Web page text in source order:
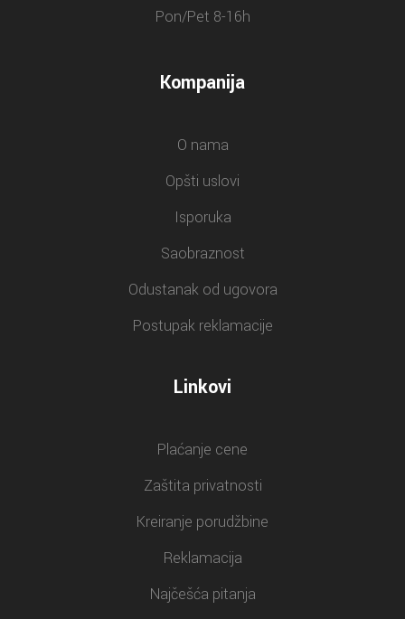
Pon/Pet 8-16h
Kompanija
O nama
Opšti uslovi
Isporuka
Saobraznost
Odustanak od ugovora
Postupak reklamacije
Linkovi
Plaćanje cene
Zaštita privatnosti
Kreiranje porudžbine
Reklamacija
Najčešća pitanja